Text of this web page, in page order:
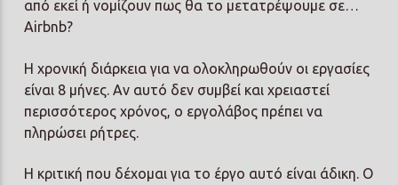
από εκεί ή νομίζουν πως θα το μετατρέψουμε σε…
Airbnb?
Η χρονική διάρκεια για να ολοκληρωθούν οι εργασίες
είναι 8 μήνες. Αν αυτό δεν συμβεί και χρειαστεί
περισσότερος χρόνος, ο εργολάβος πρέπει να
πληρώσει ρήτρες.
Η κριτική που δέχομαι για το έργο αυτό είναι άδικη. Ο